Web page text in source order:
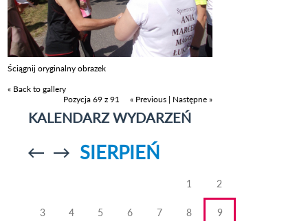
Ściągnij oryginalny obrazek
« Back to gallery
Pozycja 69 z 91
« Previous | Następne »
KALENDARZ WYDARZEŃ
Przejdź doPrzejdź do
SIERPIEŃ
1 2
3 4 5 6 7 8 9